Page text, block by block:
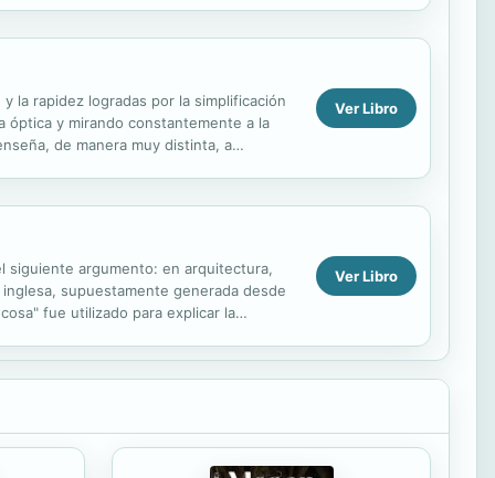
la rapidez logradas por la simplificación
y mirando constantemente a la
de manera muy distinta, a
Ver Libro
siguiente argumento: en arquitectura,
supuestamente generada desde
fue utilizado para explicar la
Ver Libro